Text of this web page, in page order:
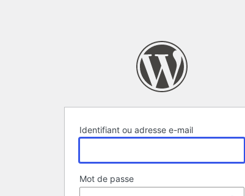
Identifiant ou adresse e-mail
Mot de passe